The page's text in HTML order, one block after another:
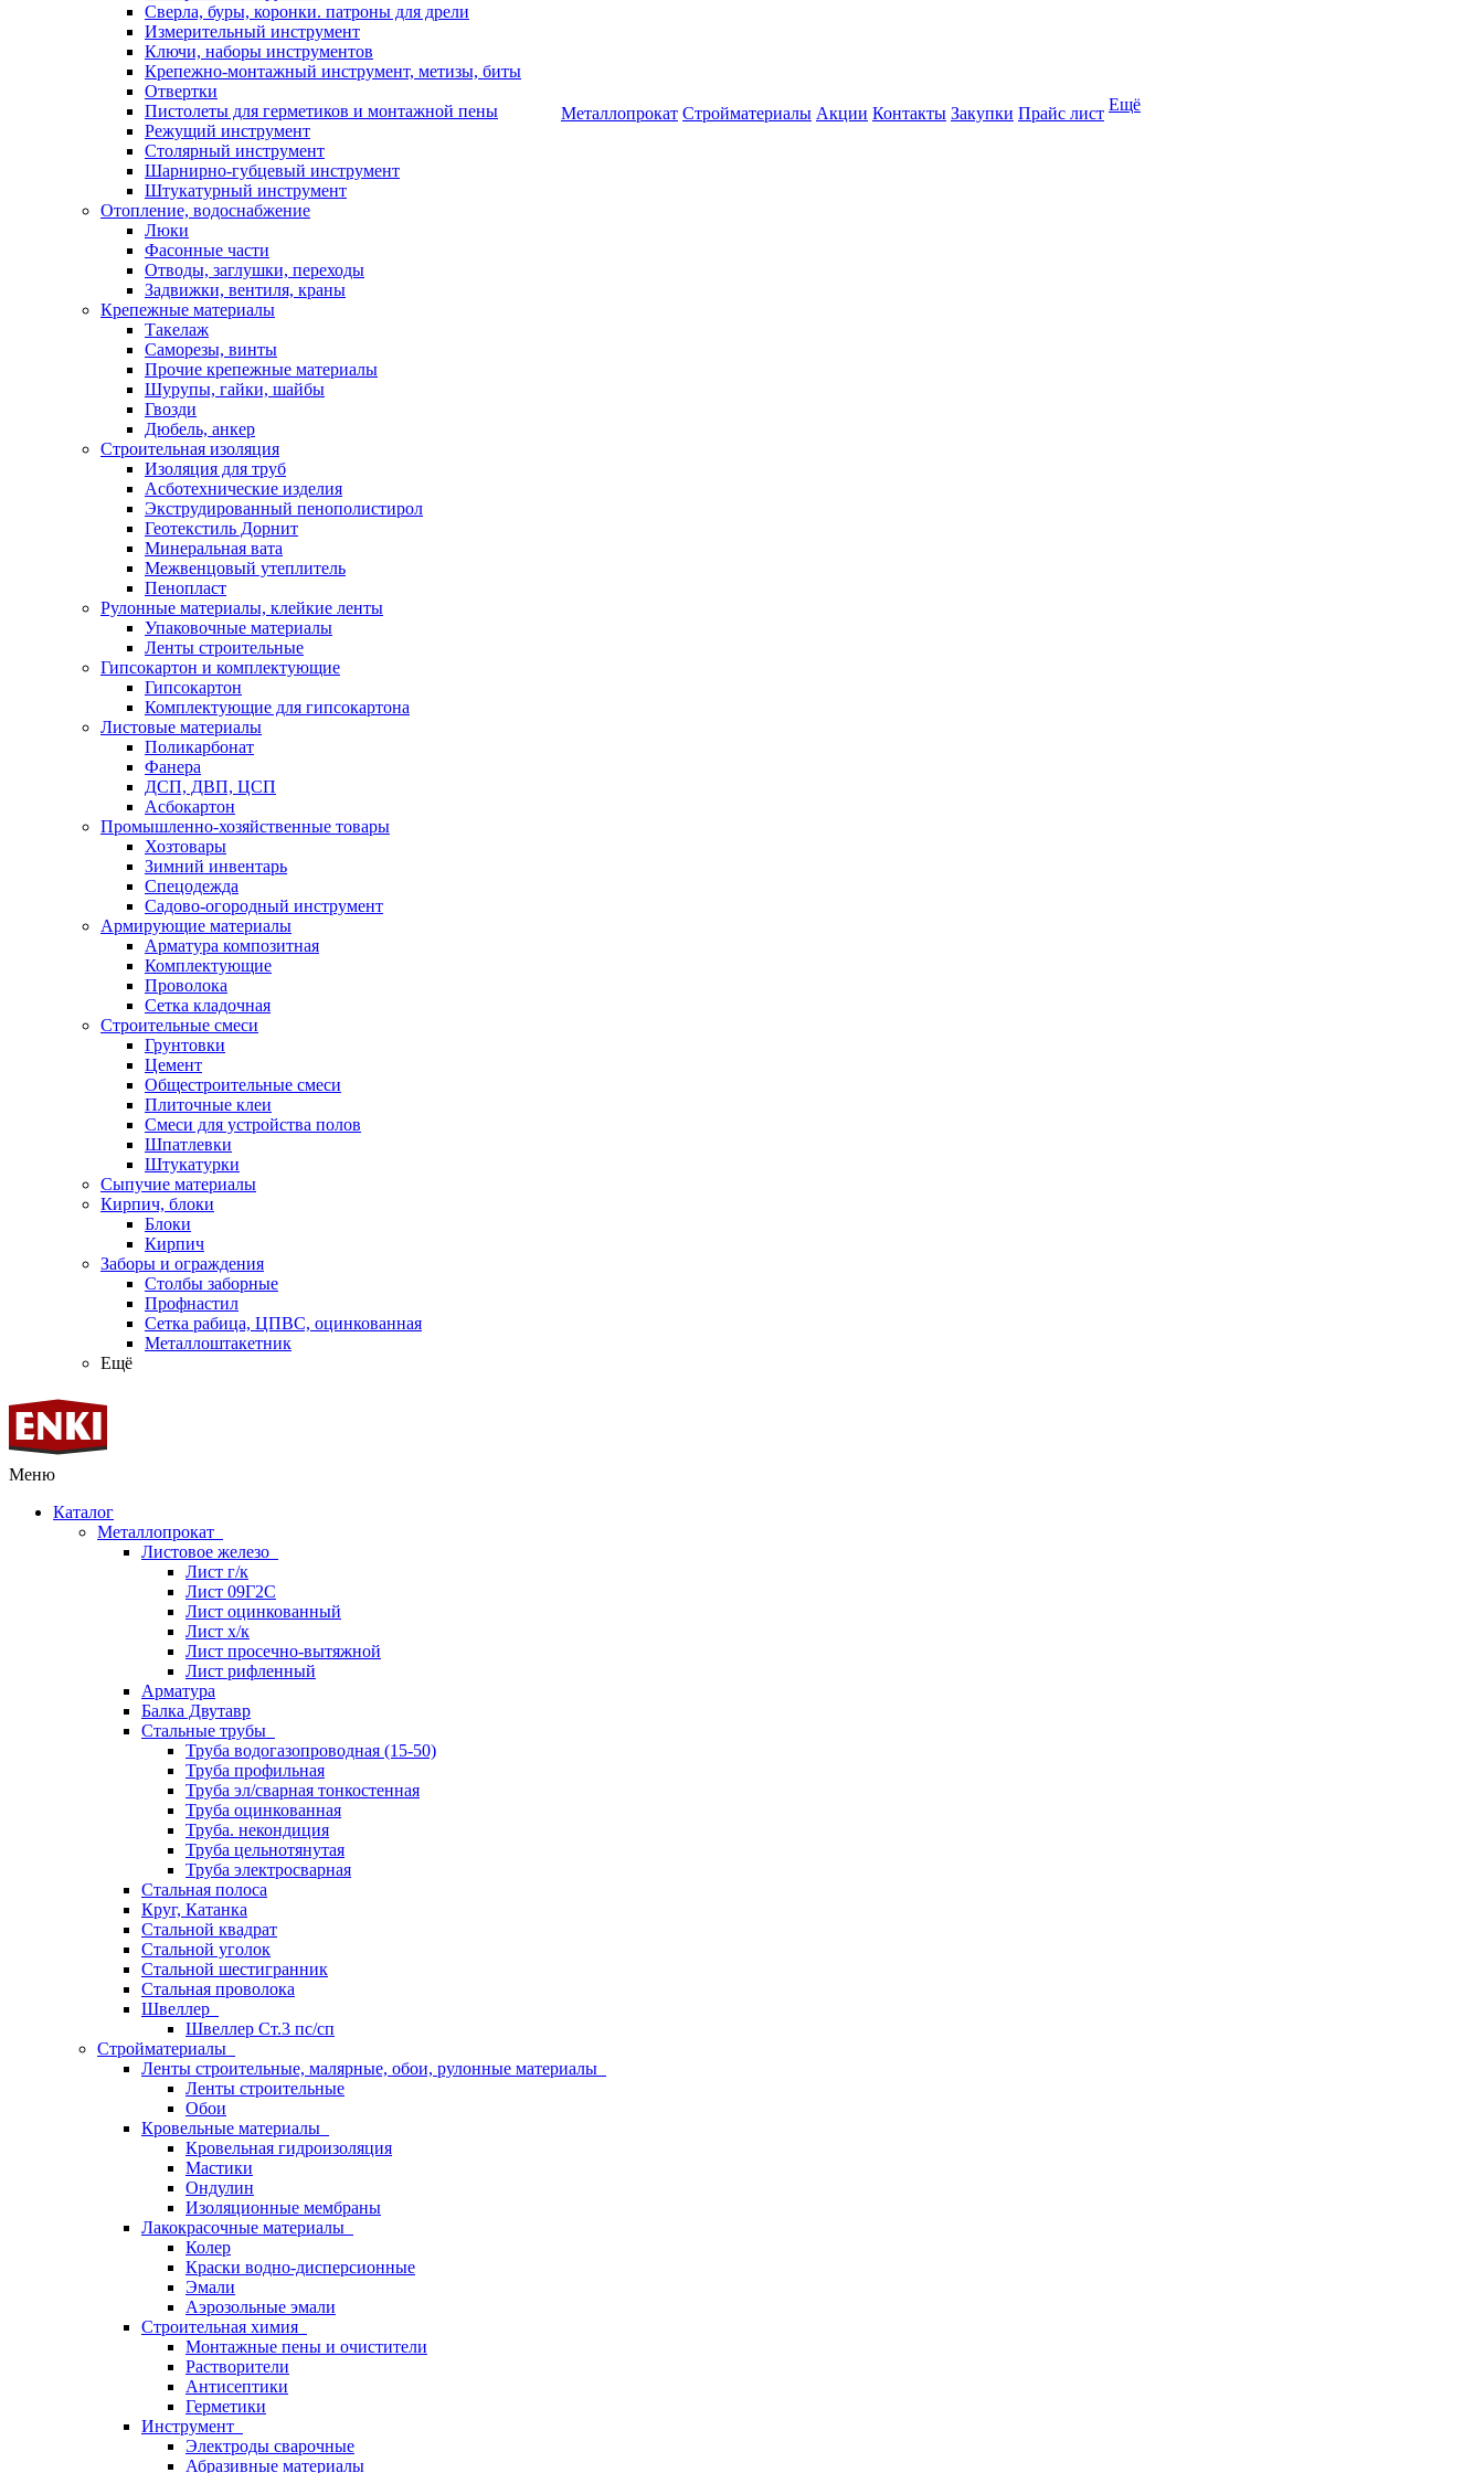
Сверла, буры, коронки. патроны для дрели
Измерительный инструмент
Ключи, наборы инструментов
Крепежно-монтажный инструмент, метизы, биты
Отвертки
Пистолеты для герметиков и монтажной пены
Режущий инструмент
Столярный инструмент
Шарнирно-губцевый инструмент
Штукатурный инструмент
Отопление, водоснабжение
Люки
Фасонные части
Отводы, заглушки, переходы
Задвижки, вентиля, краны
Крепежные материалы
Такелаж
Саморезы, винты
Прочие крепежные материалы
Шурупы, гайки, шайбы
Гвозди
Дюбель, анкер
Строительная изоляция
Изоляция для труб
Асботехнические изделия
Экструдированный пенополистирол
Геотекстиль Дорнит
Минеральная вата
Межвенцовый утеплитель
Пенопласт
Рулонные материалы, клейкие ленты
Упаковочные материалы
Ленты строительные
Гипсокартон и комплектующие
Гипсокартон
Комплектующие для гипсокартона
Листовые материалы
Поликарбонат
Фанера
ДСП, ДВП, ЦСП
Асбокартон
Промышленно-хозяйственные товары
Хозтовары
Зимний инвентарь
Спецодежда
Садово-огородный инструмент
Армирующие материалы
Арматура композитная
Комплектующие
Проволока
Сетка кладочная
Строительные смеси
Грунтовки
Цемент
Общестроительные смеси
Плиточные клеи
Смеси для устройства полов
Шпатлевки
Штукатурки
Сыпучие материалы
Кирпич, блоки
Блоки
Кирпич
Заборы и ограждения
Столбы заборные
Профнастил
Сетка рабица, ЦПВС, оцинкованная
Металлоштакетник
Ещё
Металлопрокат Стройматериалы Акции Контакты Закупки Прайс лист Ещё
Меню
Каталог
Металлопрокат
Листовое железо
Лист г/к
Лист 09Г2С
Лист оцинкованный
Лист х/к
Лист просечно-вытяжной
Лист рифленный
Арматура
Балка Двутавр
Стальные трубы
Труба водогазопроводная (15-50)
Труба профильная
Труба эл/сварная тонкостенная
Труба оцинкованная
Труба. некондиция
Труба цельнотянутая
Труба электросварная
Стальная полоса
Круг, Катанка
Стальной квадрат
Стальной уголок
Стальной шестигранник
Стальная проволока
Швеллер
Швеллер Ст.3 пс/сп
Стройматериалы
Ленты строительные, малярные, обои, рулонные материалы
Ленты строительные
Обои
Кровельные материалы
Кровельная гидроизоляция
Мастики
Ондулин
Изоляционные мембраны
Лакокрасочные материалы
Колер
Краски водно-дисперсионные
Эмали
Аэрозольные эмали
Строительная химия
Монтажные пены и очистители
Растворители
Антисептики
Герметики
Инструмент
Электроды сварочные
Абразивные материалы